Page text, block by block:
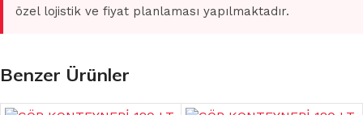
özel lojistik ve fiyat planlaması yapılmaktadır.
Benzer Ürünler